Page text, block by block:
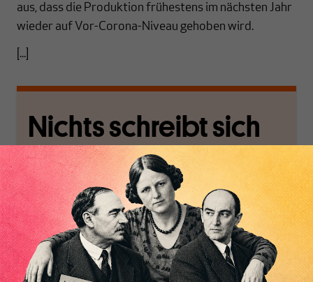
aus, dass die Produktion frühestens im nächsten Jahr
wieder auf Vor-Corona-Niveau gehoben wird.
[...]
Nichts schreibt sich
von allein!
Nur für Abonnenten
MAKROSKOP analysiert
wirtschaftspolitische
Themen aus einer
Wir verlassen die
journalistische Filterblase,
in der sich viele